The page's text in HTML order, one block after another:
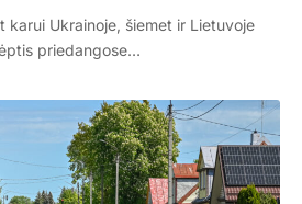
karui Ukrainoje, šiemet ir Lietuvoje
priedangose…